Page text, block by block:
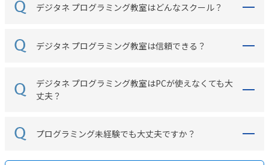
デジタネ プログラミング教室はどんなスクール？
デジタネ プログラミング教室は信頼できる？
デジタネ プログラミング教室はPCが使えなくても大
丈夫？
プログラミング未経験でも大丈夫ですか？